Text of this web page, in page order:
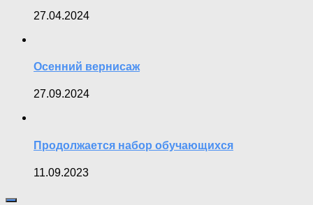
27.04.2024
Осенний вернисаж
27.09.2024
Продолжается набор обучающихся
11.09.2023